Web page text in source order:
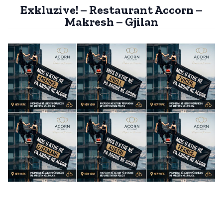
Exkluzive! – Restaurant Accorn –
Makresh – Gjilan